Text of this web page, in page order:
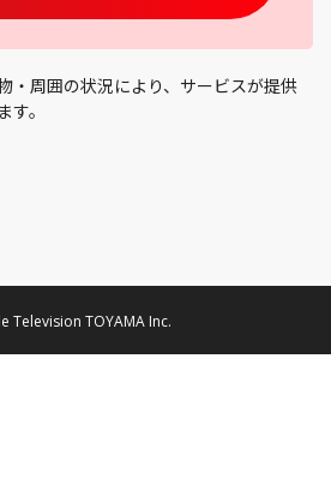
・周囲の状況により、サービスが提供
。
Television TOYAMA Inc.